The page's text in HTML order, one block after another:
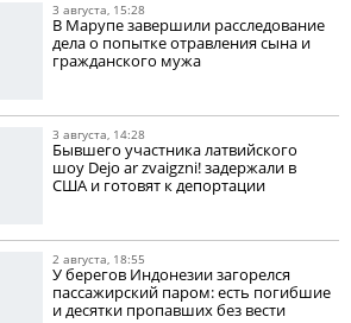
3 августа, 15:28
В Марупе завершили расследование
дела о попытке отравления сына и
гражданского мужа
3 августа, 14:28
Бывшего участника латвийского
шоу Dejo ar zvaigzni! задержали в
США и готовят к депортации
2 августа, 18:55
У берегов Индонезии загорелся
пассажирский паром: есть погибшие
и десятки пропавших без вести